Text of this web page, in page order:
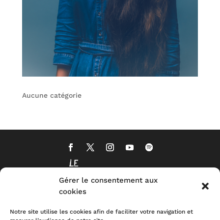
Gérer le consentement aux
cookies
Notre site utilise les cookies afin de faciliter votre navigation et
Aucune catégorie